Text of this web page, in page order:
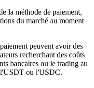
la méthode de paiement,
du marché au moment
peuvent avoir des
recherchant des coûts
bancaires ou le trading au
l'USDT ou l'USDC.